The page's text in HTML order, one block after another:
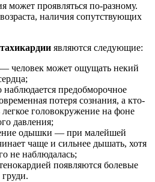
может проявляться по-разному.
наличия сопутствующих
являются следующие:
человек может ощущать некий
наблюдается предобморочное
потеря сознания, а кто-
головокружение на фоне
давления;
одышки — при малейшей
чаще и сильнее дышать, хотя
не наблюдалась;
появляются болевые